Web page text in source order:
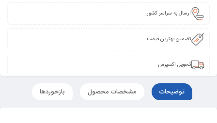
ارسال به سراسر کشور
تضمین بهترین قیمت
تحویل اکسپرس
توضیحات مشخصات محصول بازخوردها